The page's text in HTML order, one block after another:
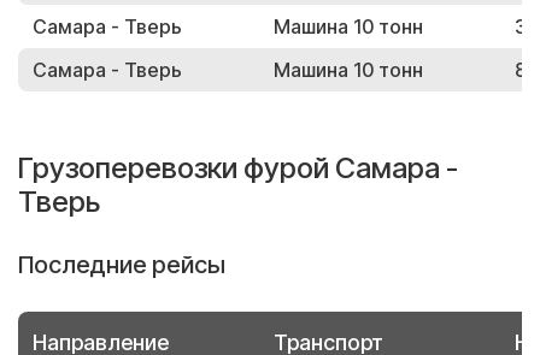
Самара - Тверь
Машина 10 тонн
Самара - Тверь
Машина 10 тонн
Грузоперевозки фурой Самара -
Тверь
Последние рейсы
Направление Транспорт